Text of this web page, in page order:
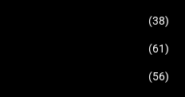
(38)
(61)
(56)